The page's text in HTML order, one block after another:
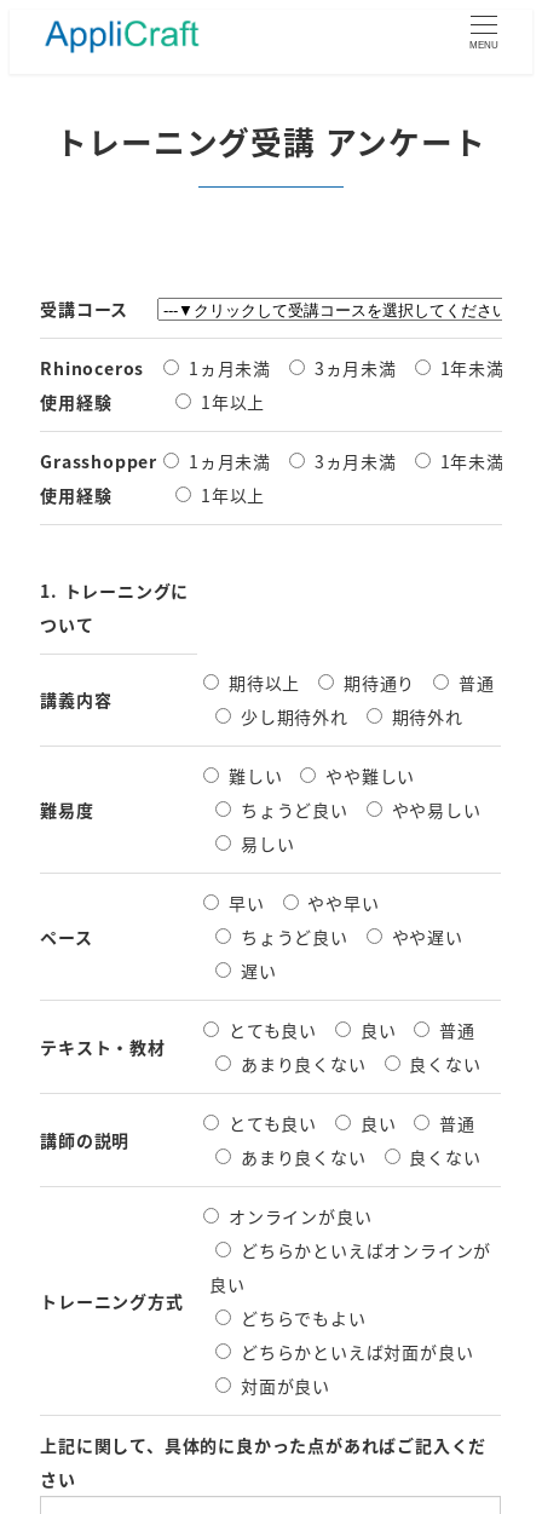
MENU
トレーニング受講 アンケート
受講コース
Rhinoceros
使用経験
1ヵ月未満 3ヵ月未満
1年未満
1年以上
Grasshopper
使用経験
1ヵ月未満 3ヵ月未満
1年未満
1年以上
1. トレーニングに
ついて
講義内容
期待以上 期待通り
普通
少し期待外れ
期待外れ
難易度
難しい
やや難しい
ちょうど良い
やや易しい
易しい
ペース
早い
やや早い
ちょうど良い
やや遅い
遅い
テキスト・教材
とても良い 良い
普通
あまり良くない
良くない
講師の説明
とても良い 良い
普通
あまり良くない
良くない
トレーニング方式
オンラインが良い
どちらかといえばオンラインが
良い
どちらでもよい
どちらかといえば対面が良い
対面が良い
上記に関して、具体的に良かった点があればご記入くだ
さい